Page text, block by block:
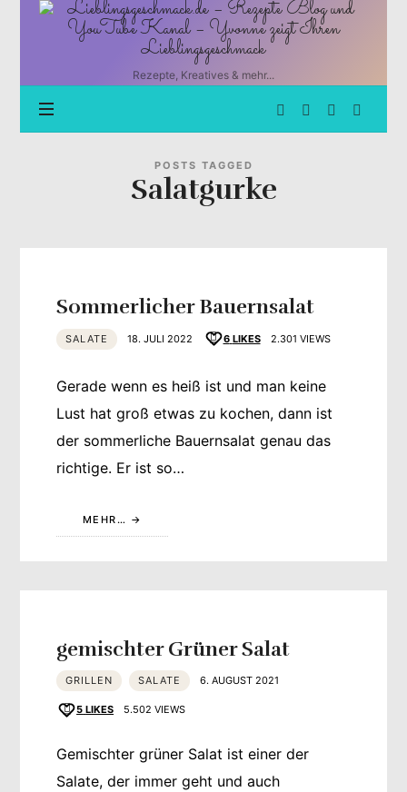
Lieblingsgeschmack.de
Rezepte
und
YouTube
Kanal
Rezepte, Kreatives & mehr...
POSTS TAGGED
Salatgurke
Sommerlicher Bauernsalat
SALATE 18. JULI 2022 6 LIKES 2.301 VIEWS
Gerade wenn es heiß ist und man keine
Lust hat groß etwas zu kochen, dann ist
der sommerliche Bauernsalat genau das
richtige. Er ist so…
MEHR…
gemischter Grüner Salat
GRILLEN SALATE 6. AUGUST 2021
5 LIKES 5.502 VIEWS
Gemischter grüner Salat ist einer der
Salate, der immer geht und auch